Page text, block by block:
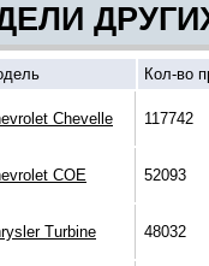
Кол-во
Chevelle 117742
COE 52093
Turbine 48032